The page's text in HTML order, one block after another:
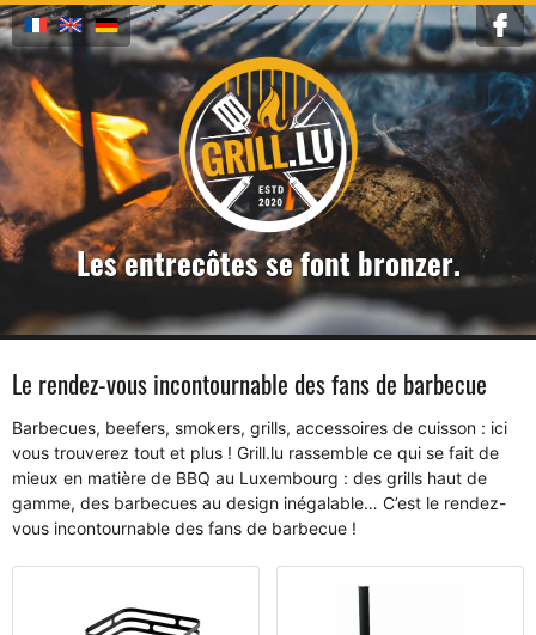
Les entrecôtes se font bronzer.
Le rendez-vous incontournable des fans de barbecue
Barbecues, beefers, smokers, grills, accessoires de cuisson : ici
vous trouverez tout et plus ! Grill.lu rassemble ce qui se fait de
mieux en matière de BBQ au Luxembourg : des grills haut de
gamme, des barbecues au design inégalable… C’est le rendez-
vous incontournable des fans de barbecue !